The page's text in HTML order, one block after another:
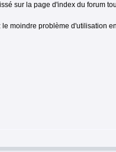
sur la page d'index du forum
le moindre problème d'utilisation